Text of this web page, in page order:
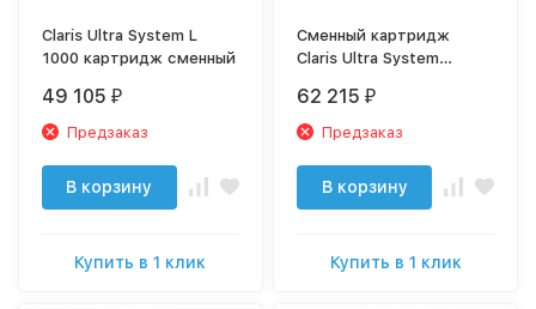
Claris Ultra System L
1000 картридж сменный
49 105 ₽
Предзаказ
В корзину
Купить в 1 клик
Сменный картридж
Claris Ultra System
62 215 ₽
Предзаказ
В корзину
Купить в 1 клик